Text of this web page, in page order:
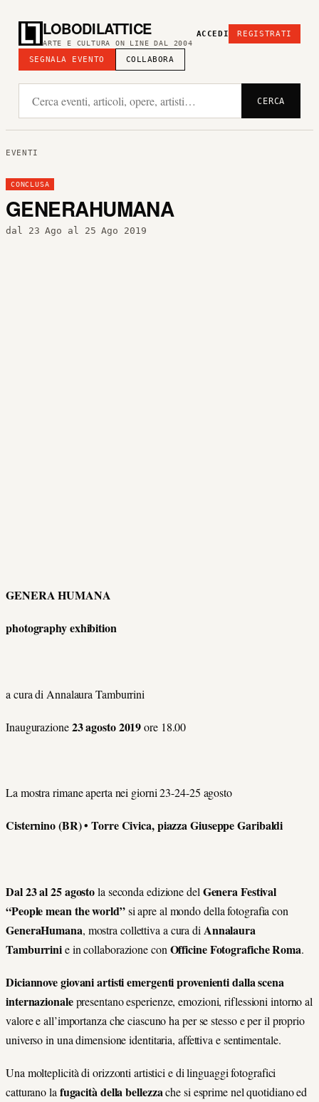
LOBODILATTICE
ARTE E CULTURA ON LINE DAL 2004
SEGNALA EVENTO COLLABORA
ACCEDI REGISTRATI
CERCA
EVENTI
CONCLUSA
GENERAHUMANA
dal 23 Ago al 25 Ago 2019
GENERA HUMANA
photography exhibition
a cura di Annalaura Tamburrini
Inaugurazione23 agosto 2019ore 18.00
La mostra rimane aperta nei giorni 23-24-25 agosto
Cisternino (BR) • Torre Civica, piazza Giuseppe Garibaldi
Dal 23 al 25 agostola seconda edizione del Genera Festival
“People mean the world”si apre al mondo della fotografia con
GeneraHumana, mostra collettiva a cura diAnnalaura
Tamburrinie in collaborazione con Officine Fotografiche Roma.
Diciannove giovani artisti emergenti provenienti dalla scena
internazionalepresentano esperienze, emozioni, riflessioni intorno al
valore e all’importanza che ciascuno ha per se stesso e per il proprio
universo in una dimensione identitaria, affettiva e sentimentale.
Una molteplicità di orizzonti artistici e di linguaggi fotografici
catturano la fugacità della bellezzache si esprime nel quotidiano ed